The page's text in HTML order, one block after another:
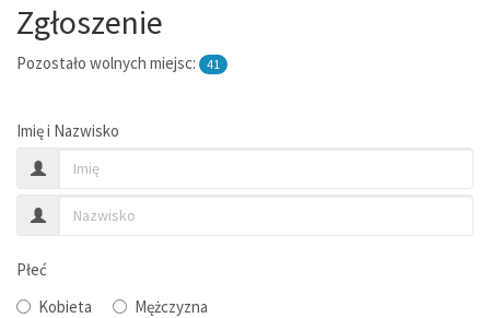
Zgłoszenie
Pozostało wolnych miejsc: 41
Imię i Nazwisko
Płeć
Kobieta
Mężczyzna